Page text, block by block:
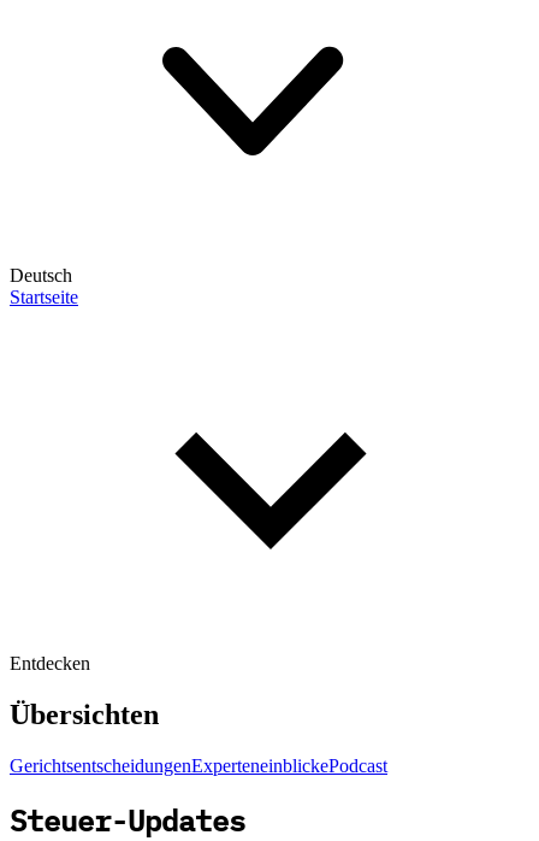
Deutsch
Startseite
Entdecken
Übersichten
GerichtsentscheidungenExperteneinblickePodcast
Steuer-Updates